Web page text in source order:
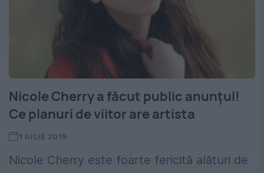
Nicole Cherry a făcut public anunțul!
Ce planuri de viitor are artista
1 IULIE 2019
Nicole Cherry este foarte fericită alături de